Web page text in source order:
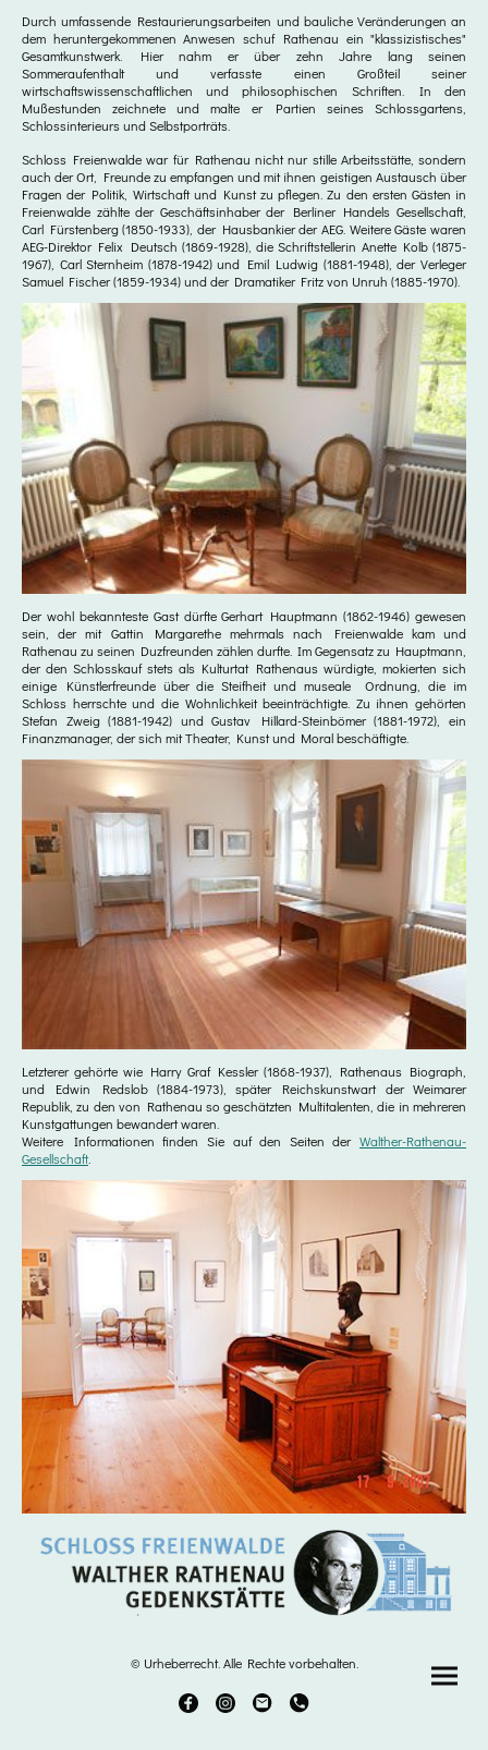
Durch umfassende Restaurierungsarbeiten und bauliche Veränderungen an
dem heruntergekommenen Anwesen schuf Rathenau ein "klassizistisches"
Gesamtkunstwerk. Hier nahm er über zehn Jahre lang seinen
Sommeraufenthalt und verfasste einen Großteil seiner
wirtschaftswissenschaftlichen und philosophischen Schriften. In den
Mußestunden zeichnete und malte er Partien seines Schlossgartens,
Schlossinterieurs und Selbstporträts.
Schloss Freienwalde war für Rathenau nicht nur stille Arbeitsstätte, sondern
auch der Ort, Freunde zu empfangen und mit ihnen geistigen Austausch über
Fragen der Politik, Wirtschaft und Kunst zu pflegen. Zu den ersten Gästen in
Freienwalde zählte der Geschäftsinhaber der Berliner Handels Gesellschaft,
Carl Fürstenberg (1850-1933), der Hausbankier der AEG. Weitere Gäste waren
AEG-Direktor Felix Deutsch (1869-1928), die Schriftstellerin Anette Kolb (1875-
1967), Carl Sternheim (1878-1942) und Emil Ludwig (1881-1948), der Verleger
Samuel Fischer (1859-1934) und der Dramatiker Fritz von Unruh (1885-1970).
Der wohl bekannteste Gast dürfte Gerhart Hauptmann (1862-1946) gewesen
sein, der mit Gattin Margarethe mehrmals nach Freienwalde kam und
Rathenau zu seinen Duzfreunden zählen durfte. Im Gegensatz zu Hauptmann,
der den Schlosskauf stets als Kulturtat Rathenaus würdigte, mokierten sich
einige Künstlerfreunde über die Steifheit und museale Ordnung, die im
Schloss herrschte und die Wohnlichkeit beeinträchtigte. Zu ihnen gehörten
Stefan Zweig (1881-1942) und Gustav Hillard-Steinbömer (1881-1972), ein
Finanzmanager, der sich mit Theater, Kunst und Moral beschäftigte.
Letzterer gehörte wie Harry Graf Kessler (1868-1937), Rathenaus Biograph,
und Edwin Redslob (1884-1973), später Reichskunstwart der Weimarer
Republik, zu den von Rathenau so geschätzten Multitalenten, die in mehreren
Kunstgattungen bewandert waren.
Weitere Informationen finden Sie auf den Seiten der Walther-Rathenau-
Gesellschaft.
© Urheberrecht. Alle Rechte vorbehalten.